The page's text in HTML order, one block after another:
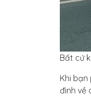
Bất cứ
Khi
đình về